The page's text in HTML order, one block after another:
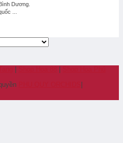
Dương.
...
| |
|